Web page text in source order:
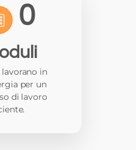
0
lavorano in
per un
di lavoro